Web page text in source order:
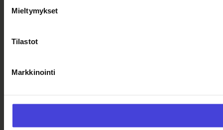
Mieltymykset
Tilastot
Markkinointi